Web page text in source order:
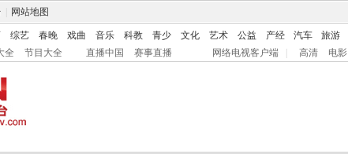
网站地图
综艺 春晚 戏曲 音乐 科教 青少 文化 艺术 公益 产经 汽车 旅游
全 节目大全 直播中国 赛事直播 网络电视客户端 高清 电影